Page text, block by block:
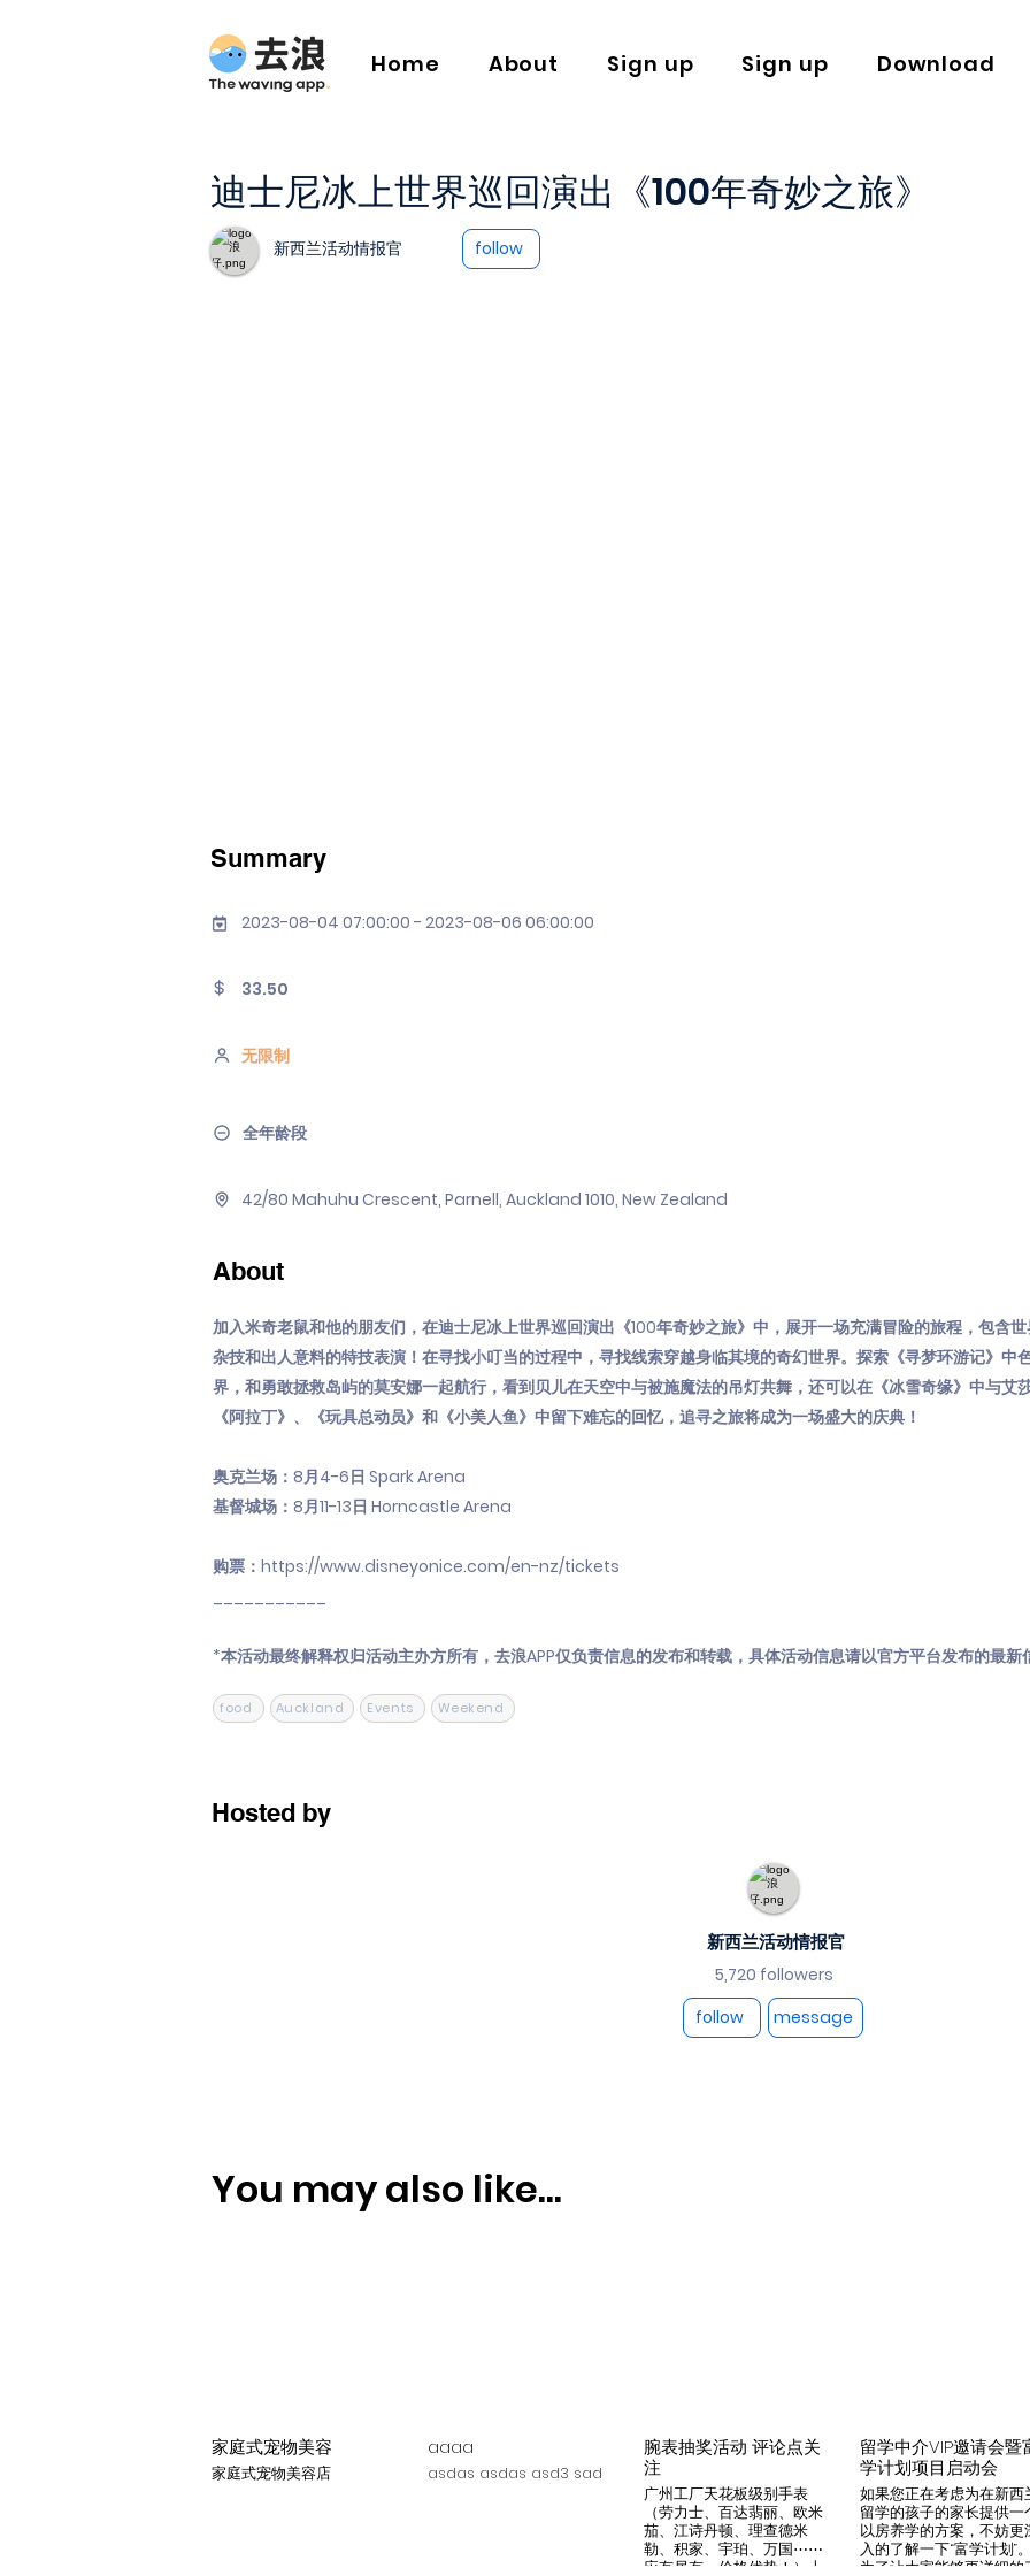
Home About Sign up Sign up Download
迪士尼冰上世界巡回演出《100年奇妙之旅》
新西兰活动情报官 follow
Summary
2023-08-04 07:00:00 - 2023-08-06 06:00:00
33.50
无限制
全年龄段
42/80 Mahuhu Crescent, Parnell, Auckland 1010, New Zealand
About
加入米奇老鼠和他的朋友们，在迪士尼冰上世界巡回演出《100年奇妙之旅》中，展开一场充满冒险的旅程，包含
杂技和出人意料的特技表演！在寻找小叮当的过程中，寻找线索穿越身临其境的奇幻世界。探索《寻梦环游记》中
界，和勇敢拯救岛屿的莫安娜一起航行，看到贝儿在天空中与被施魔法的吊灯共舞，还可以在《冰雪奇缘》中与艾
《阿拉丁》、《玩具总动员》和《小美人鱼》中留下难忘的回忆，追寻之旅将成为一场盛大的庆典！
奥克兰场：8月4-6日 Spark Arena
基督城场：8月11-13日 Horncastle Arena
购票： https://www.disneyonice.com/en-nz/tickets
*本活动最终解释权归活动主办方所有，去浪APP仅负责信息的发布和转载，具体活动信息请以官方平台发布的最新
food Auckland Events Weekend
Hosted by
新西兰活动情报官
5,720 followers
follow
message
You may also like...
家庭式宠物美容
家庭式宠物美容店
aaaa
asdas asdas asd3 sad
腕表抽奖活动 评论点关
注
广州工厂天花板级别手表
（劳力士、百达翡丽、欧米
茄、江诗丹顿、理查德米
勒、积家、宇珀、万国⋯⋯
应有尽有，价格优势！）十
留学中介VIP邀请会暨
学计划项目启动会
如果您正在考虑为在新西
留学的孩子的家长提供一
以房养学的方案，不妨更
入的了解一下“富学计划”。
为了让大家能够更详细的